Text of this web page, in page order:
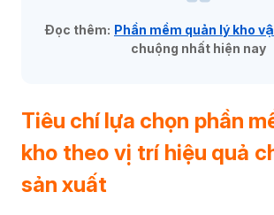
Đọc thêm: Phần mềm quản lý kho
chuộng nhất hiện nay
Tiêu chí lựa chọn phần
kho theo vị trí hiệu quả
sản xuất